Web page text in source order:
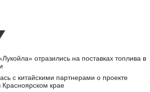
отразились на поставках топлива в
с китайскими партнерами о проекте
крае